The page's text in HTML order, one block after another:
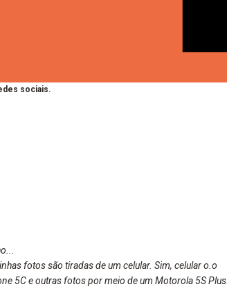
sociais.
fotos são tiradas de um celular. Sim, celular o.o
5C e outras fotos por meio de um Motorola 5S Plus.